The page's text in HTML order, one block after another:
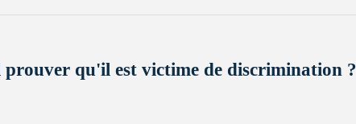
qu'il est victime de discrimination ?